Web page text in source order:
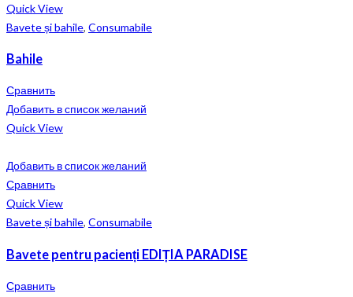
Quick View
Bavete și bahile, Consumabile
Bahile
Сравнить
Добавить в список желаний
Quick View
Добавить в список желаний
Сравнить
Quick View
Bavete și bahile, Consumabile
Bavete pentru pacienți EDIȚIA PARADISE
Сравнить